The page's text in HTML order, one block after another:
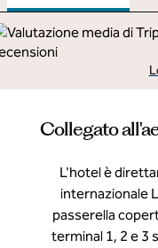
Collegato
L'hotel è
internazionale
passerella
terminal 1, 2 e 3